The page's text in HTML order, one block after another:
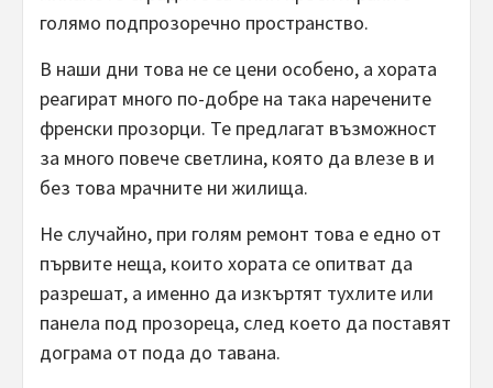
голямо подпрозоречно пространство.
В наши дни това не се цени особено, а хората
реагират много по-добре на така наречените
френски прозорци. Те предлагат възможност
за много повече светлина, която да влезе в и
без това мрачните ни жилища.
Не случайно, при голям ремонт това е едно от
първите неща, които хората се опитват да
разрешат, а именно да изкъртят тухлите или
панела под прозореца, след което да поставят
дограма от пода до тавана.